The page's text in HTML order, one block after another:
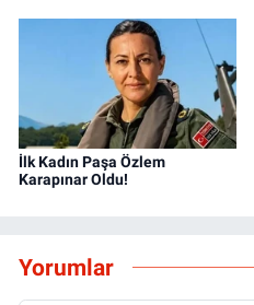
İlk Kadın Paşa Özlem
Karapınar Oldu!
Yorumlar